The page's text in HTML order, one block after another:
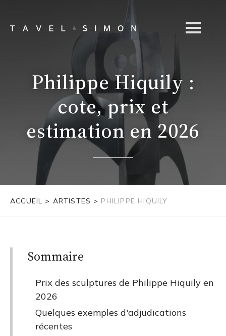
Philippe Hiquily :
cote, prix et
estimation en 2026
ACCUEIL > ARTISTES > PHILIPPE HIQUILY
Sommaire
Prix des sculptures de Philippe Hiquily en
2026
Quelques exemples d'adjudications
récentes